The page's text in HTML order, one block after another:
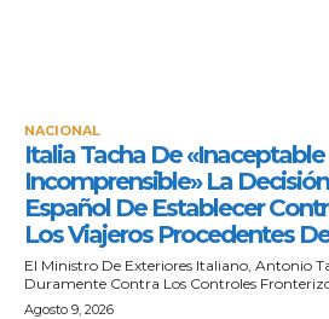
NACIONAL
Italia Tacha De «inaceptable
Incomprensible» La
Español De Establecer
Los Viajeros Procedentes
El Ministro De Exteriores Italiano, Antonio
Duramente Contra Los Controles
Agosto 9, 2026